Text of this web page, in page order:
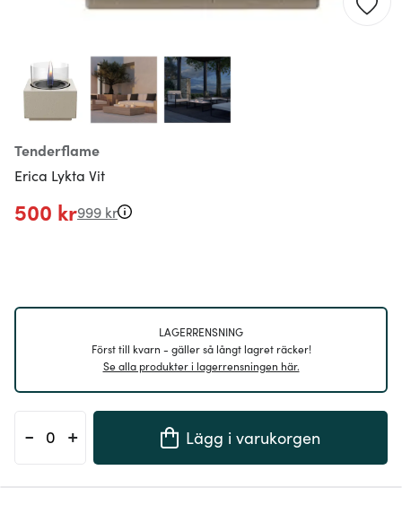
Tenderflame
Erica Lykta Vit
500 kr999 kr
LAGERRENSNING
Först till kvarn - gäller så långt lagret räcker!
Se alla produkter i lagerrensningen här.
- + Lägg i varukorgen